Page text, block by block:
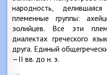
народность,
племенные группы:
эолийцев. Все эти
диалектах греческого
друга. Единый
—II вв. до н. э.